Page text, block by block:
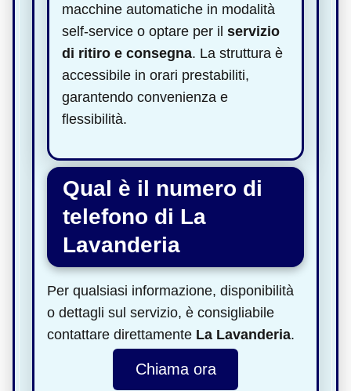
macchine automatiche in modalità
self-service o optare per il servizio
di ritiro e consegna. La struttura è
accessibile in orari prestabiliti,
garantendo convenienza e
flessibilità.
Qual è il numero di
telefono di La
Lavanderia
Per qualsiasi informazione, disponibilità
o dettagli sul servizio, è consigliabile
contattare direttamente La Lavanderia.
Chiama ora